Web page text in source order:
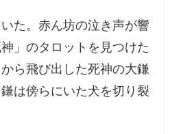
た。赤ん坊の泣き声が響
」のタロットを見つけた
ら飛び出した死神の大鎌
は傍らにいた犬を切り裂